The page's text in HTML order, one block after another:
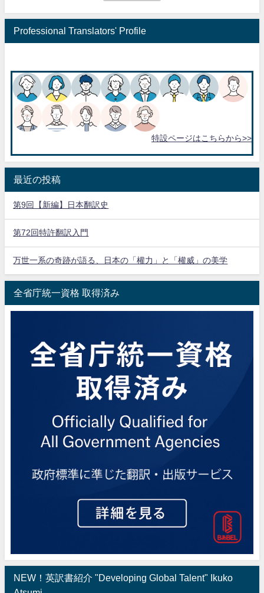
Professional Translators' Profile
特設ページはこちらから>>
最近の投稿
第9回【新編】日本翻訳史
第72回特許翻訳入門
万世一系の奇跡が語る、日本の「權力」と「權威」の美学
全省庁統一資格 取得済み
NEW！英訳書紹介 "Developing Global Talent" Ikuko